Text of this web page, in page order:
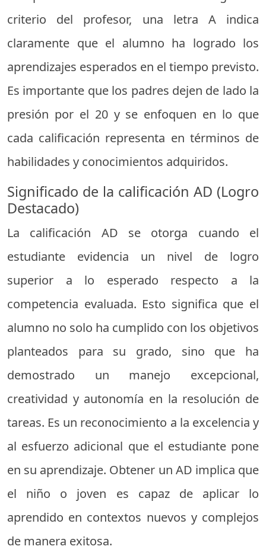
criterio del profesor, una letra A indica
claramente que el alumno ha logrado los
aprendizajes esperados en el tiempo previsto.
Es importante que los padres dejen de lado la
presión por el 20 y se enfoquen en lo que
cada calificación representa en términos de
habilidades y conocimientos adquiridos.
Significado de la calificación AD (Logro
Destacado)
La calificación AD se otorga cuando el
estudiante evidencia un nivel de logro
superior a lo esperado respecto a la
competencia evaluada. Esto significa que el
alumno no solo ha cumplido con los objetivos
planteados para su grado, sino que ha
demostrado un manejo excepcional,
creatividad y autonomía en la resolución de
tareas. Es un reconocimiento a la excelencia y
al esfuerzo adicional que el estudiante pone
en su aprendizaje. Obtener un AD implica que
el niño o joven es capaz de aplicar lo
aprendido en contextos nuevos y complejos
de manera exitosa.